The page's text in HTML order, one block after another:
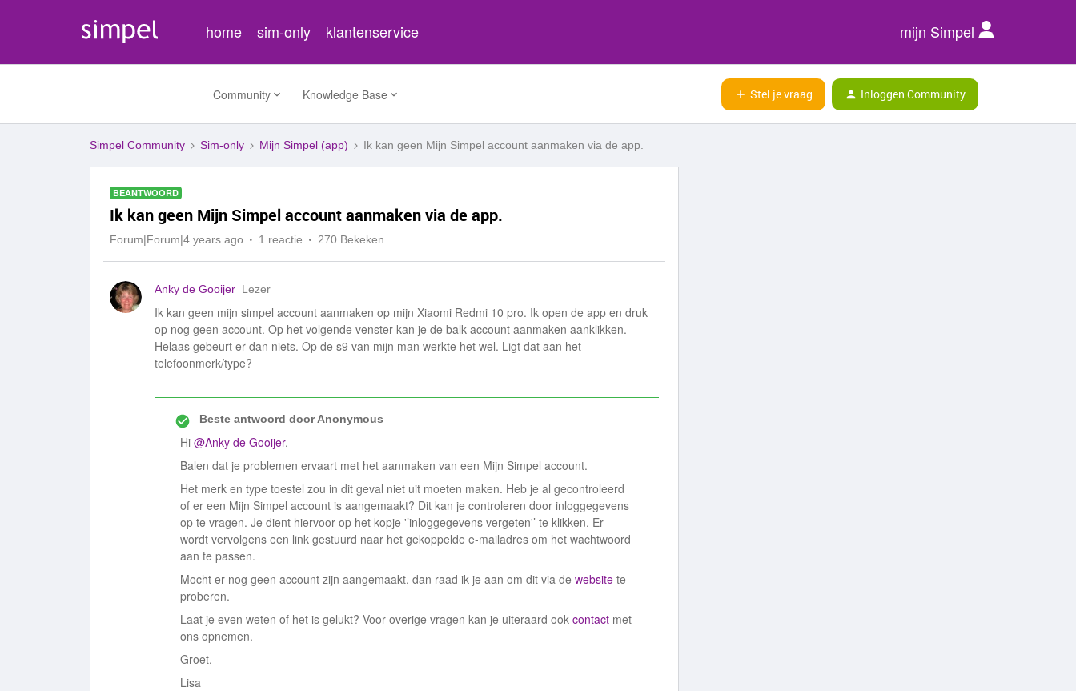
home sim-only klantenservice mijn Simpel
Community Knowledge Base Stel je vraag Inloggen Community
Simpel Community Sim-only Mijn Simpel (app) Ik kan geen Mijn Simpel account aanmaken via de app.
BEANTWOORD
Ik kan geen Mijn Simpel account aanmaken via de app.
Forum|Forum|4 years ago 1 reactie 270 Bekeken
Anky de Gooijer Lezer
Ik kan geen mijn simpel account aanmaken op mijn Xiaomi Redmi 10 pro. Ik open de app en druk
op nog geen account. Op het volgende venster kan je de balk account aanmaken aanklikken.
Helaas gebeurt er dan niets. Op de s9 van mijn man werkte het wel. Ligt dat aan het
telefoonmerk/type?
Beste antwoord doorAnonymous
Hi @Anky de Gooijer,
Balen dat je problemen ervaart met het aanmaken van een Mijn Simpel account.
Het merk en type toestel zou in dit geval niet uit moeten maken. Heb je al gecontroleerd
of er een Mijn Simpel account is aangemaakt? Dit kan je controleren door inloggegevens
op te vragen. Je dient hiervoor op het kopje '’inloggegevens vergeten'’ te klikken. Er
wordt vervolgens een link gestuurd naar het gekoppelde e-mailadres om het wachtwoord
aan te passen.
Mocht er nog geen account zijn aangemaakt, dan raad ik je aan om dit via de website te
proberen.
Laat je even weten of het is gelukt? Voor overige vragen kan je uiteraard ook contact met
ons opnemen.
Groet,
Lisa